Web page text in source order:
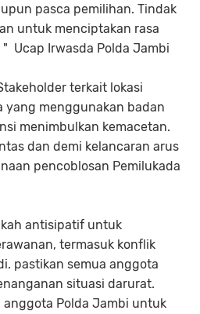
pasca pemilihan. Tindak
untuk menciptakan rasa
Ucap Irwasda Polda Jambi
terkait lokasi
yang menggunakan badan
menimbulkan kemacetan.
dan demi kelancaran arus
pencoblosan Pemilukada
antisipatif untuk
termasuk konflik
pastikan semua anggota
situasi darurat.
anggota Polda Jambi untuk